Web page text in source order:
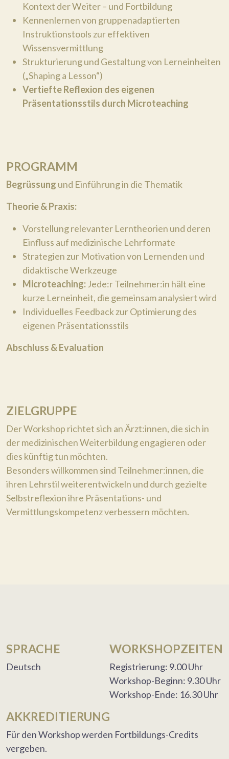
Kontext der Weiter – und Fortbildung
Kennenlernen von gruppenadaptierten
Instruktionstools zur effektiven
Wissensvermittlung
Strukturierung und Gestaltung von Lerneinheiten
(„Shaping a Lesson“)
Vertiefte Reflexion des eigenen
Präsentationsstils durch Microteaching
PROGRAMM
Begrüssung und Einführung in die Thematik
Theorie & Praxis:
Vorstellung relevanter Lerntheorien und deren
Einfluss auf medizinische Lehrformate
Strategien zur Motivation von Lernenden und
didaktische Werkzeuge
Microteaching:Jede:r Teilnehmer:in hält eine
kurze Lerneinheit, die gemeinsam analysiert wird
Individuelles Feedback zur Optimierung des
eigenen Präsentationsstils
Abschluss & Evaluation
ZIELGRUPPE
Der Workshop richtet sich an Ärzt:innen, die sich in
der medizinischen Weiterbildung engagieren oder
dies künftig tun möchten.
Besonders willkommen sind Teilnehmer:innen, die
ihren Lehrstil weiterentwickeln und durch gezielte
Selbstreflexion ihre Präsentations- und
Vermittlungskompetenz verbessern möchten.
SPRACHE
Deutsch
WORKSHOPZEITEN
Registrierung: 9.00 Uhr
Workshop-Beginn: 9.30 Uhr
Workshop-Ende: 16.30 Uhr
AKKREDITIERUNG
Für den Workshop werden Fortbildungs-Credits
vergeben.